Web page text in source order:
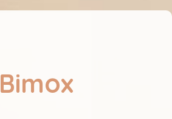
Bimox